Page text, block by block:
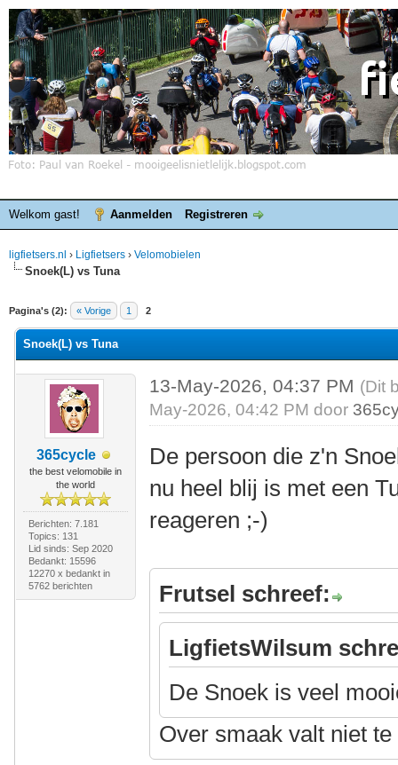
Welkom gast! Aanmelden Registreren
ligfietsers.nl › Ligfietsers › Velomobielen
Snoek(L) vs Tuna
Pagina's (2): « Vorige 1 2
waardering is 0
Snoek(L) vs Tuna
365cycle
the best velomobile in
the world
Berichten: 7.181
Topics: 131
Lid sinds: Sep 2020
Bedankt: 15596
12270 x bedankt in
5762 berichten
13-May-2026, 04:37 PM (Dit
May-2026, 04:42 PM door
De persoon die z'n
nu heel blij is met een
reageren ;-)
Frutsel schreef:
LigfietsWilsum
De Snoek is veel
Over smaak valt niet